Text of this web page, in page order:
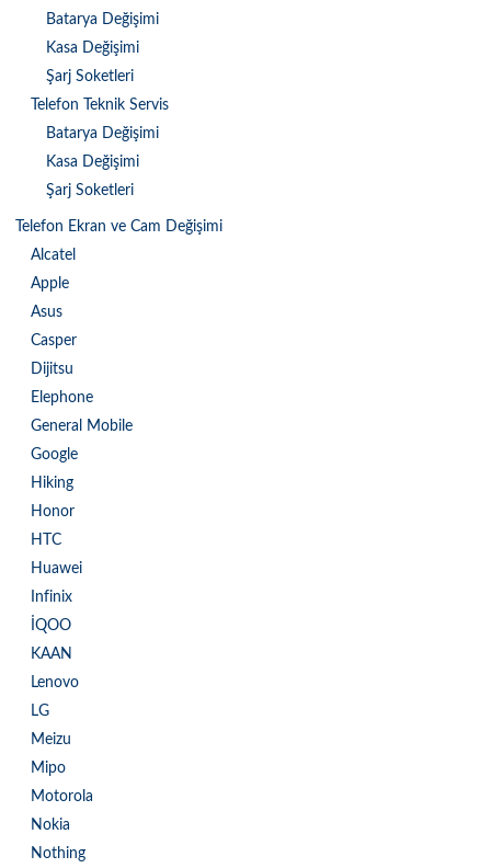
Batarya Değişimi
Kasa Değişimi
Şarj Soketleri
Telefon Teknik Servis
Batarya Değişimi
Kasa Değişimi
Şarj Soketleri
Telefon Ekran ve Cam Değişimi
Alcatel
Apple
Asus
Casper
Dijitsu
Elephone
General Mobile
Google
Hiking
Honor
HTC
Huawei
Infinix
İQOO
KAAN
Lenovo
LG
Meizu
Mipo
Motorola
Nokia
Nothing